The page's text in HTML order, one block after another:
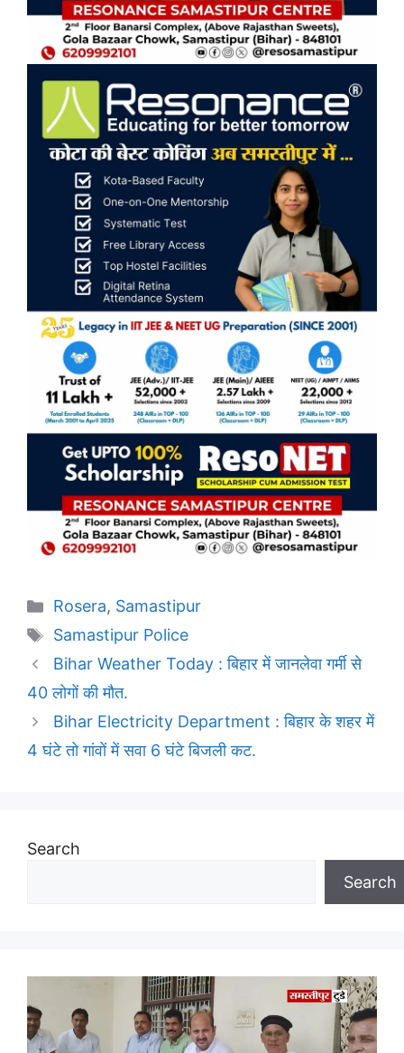
Categories
Rosera, Samastipur
Tags
Samastipur Police
Bihar Weather Today : बिहार में जानलेवा गर्मी से
40 लोगों की मौत.
Bihar Electricity Department : बिहार के शहर में
4 घंटे तो गांवों में सवा 6 घंटे बिजली कट.
Search
Search